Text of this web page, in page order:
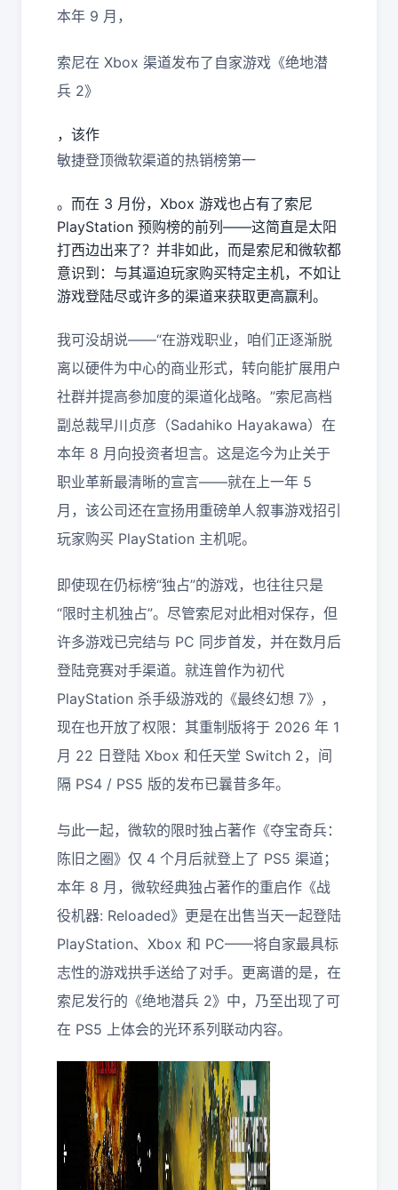
本年 9 月，
索尼在 Xbox 渠道发布了自家游戏《绝地潜
兵 2》
，该作
敏捷登顶微软渠道的热销榜第一
。而在 3 月份，Xbox 游戏也占有了索尼
PlayStation 预购榜的前列——这简直是太阳
打西边出来了？并非如此，而是索尼和微软都
意识到：与其逼迫玩家购买特定主机，不如让
游戏登陆尽或许多的渠道来获取更高赢利。
我可没胡说——“在游戏职业，咱们正逐渐脱
离以硬件为中心的商业形式，转向能扩展用户
社群并提高参加度的渠道化战略。”索尼高档
副总裁早川贞彦（Sadahiko Hayakawa）在
本年 8 月向投资者坦言。这是迄今为止关于
职业革新最清晰的宣言——就在上一年 5
月，该公司还在宣扬用重磅单人叙事游戏招引
玩家购买 PlayStation 主机呢。
即使现在仍标榜“独占”的游戏，也往往只是
“限时主机独占”。尽管索尼对此相对保存，但
许多游戏已完结与 PC 同步首发，并在数月后
登陆竞赛对手渠道。就连曾作为初代
PlayStation 杀手级游戏的《最终幻想 7》，
现在也开放了权限：其重制版将于 2026 年 1
月 22 日登陆 Xbox 和任天堂 Switch 2，间
隔 PS4 / PS5 版的发布已曩昔多年。
与此一起，微软的限时独占著作《夺宝奇兵：
陈旧之圈》仅 4 个月后就登上了 PS5 渠道；
本年 8 月，微软经典独占著作的重启作《战
役机器: Reloaded》更是在出售当天一起登陆
PlayStation、Xbox 和 PC——将自家最具标
志性的游戏拱手送给了对手。更离谱的是，在
索尼发行的《绝地潜兵 2》中，乃至出现了可
在 PS5 上体会的光环系列联动内容。